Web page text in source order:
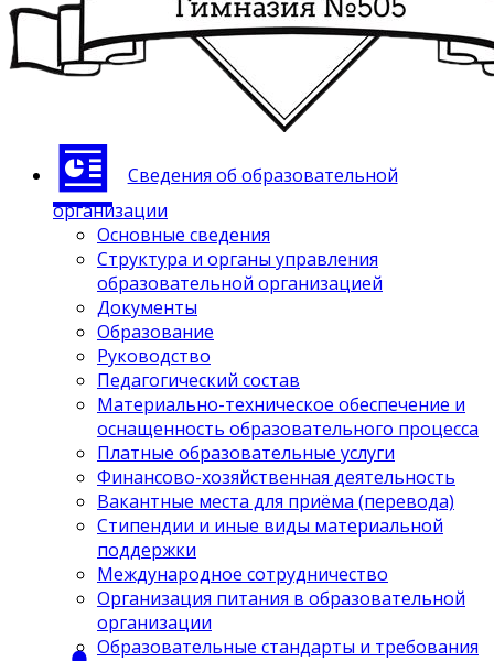
Сведения об образовательной
организации
Основные сведения
Структура и органы управления
образовательной организацией
Документы
Образование
Руководство
Педагогический состав
Материально-техническое обеспечение и
оснащенность образовательного процесса
Платные образовательные услуги
Финансово-хозяйственная деятельность
Вакантные места для приёма (перевода)
Стипендии и иные виды материальной
поддержки
Международное сотрудничество
Организация питания в образовательной
организации
Образовательные стандарты и требования